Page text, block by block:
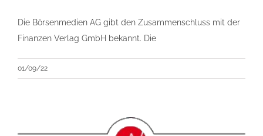
Die Börsenmedien AG gibt den Zusammenschluss mit der
Finanzen Verlag GmbH bekannt. Die
01/09/22